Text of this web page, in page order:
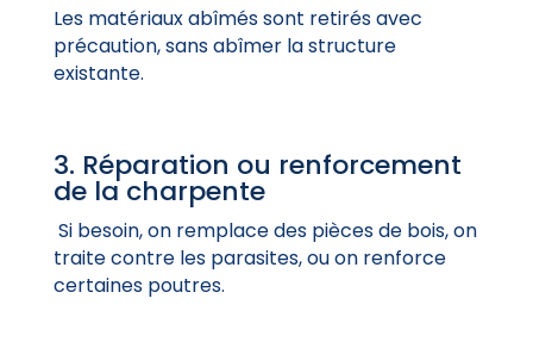
Les matériaux abîmés sont retirés avec
précaution, sans abîmer la structure
existante.
3. Réparation ou renforcement
de la charpente
Si besoin, on remplace des pièces de bois, on
traite contre les parasites, ou on renforce
certaines poutres.